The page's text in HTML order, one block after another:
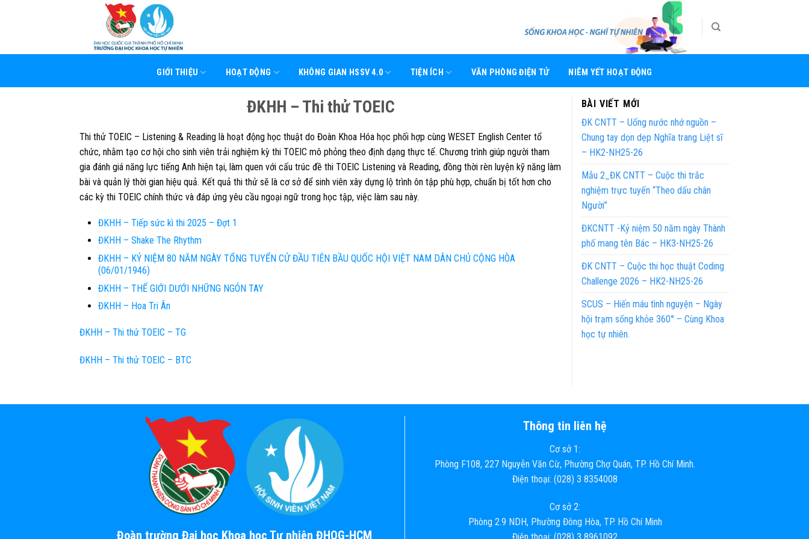
GIỚI THIỆU HOẠT ĐỘNG KHÔNG GIAN HSSV 4.0 TIỆN ÍCH VĂN PHÒNG ĐIỆN TỬ NIÊM YẾT HOẠT ĐỘNG
ĐKHH – Thi thử TOEIC
Thi thử TOEIC – Listening & Reading là hoạt động học thuật do Đoàn Khoa Hóa học phối hợp cùng WESET English Center tổ
chức, nhằm tạo cơ hội cho sinh viên trải nghiệm kỳ thi TOEIC mô phỏng theo định dạng thực tế. Chương trình giúp người tham
gia đánh giá năng lực tiếng Anh hiện tại, làm quen với cấu trúc đề thi TOEIC Listening và Reading, đồng thời rèn luyện kỹ năng làm
bài và quản lý thời gian hiệu quả. Kết quả thi thử sẽ là cơ sở để sinh viên xây dựng lộ trình ôn tập phù hợp, chuẩn bị tốt hơn cho
các kỳ thi TOEIC chính thức và đáp ứng yêu cầu ngoại ngữ trong học tập, việc làm sau này.
ĐKHH – Tiếp sức kì thi 2025 – Đợt 1
ĐKHH – Shake The Rhythm
ĐKHH – KỶ NIỆM 80 NĂM NGÀY TỔNG TUYỂN CỬ ĐẦU TIÊN BẦU QUỐC HỘI VIỆT NAM DÂN CHỦ CỘNG HÒA
(06/01/1946)
ĐKHH – THẾ GIỚI DƯỚI NHỮNG NGÓN TAY
ĐKHH – Hoa Tri Ân
ĐKHH – Thi thử TOEIC – TG
ĐKHH – Thi thử TOEIC – BTC
BÀI VIẾT MỚI
ĐK CNTT – Uống nước nhớ nguồn –
Chung tay dọn dẹp Nghĩa trang Liệt sĩ
– HK2-NH25-26
Mẫu 2_ĐK CNTT – Cuộc thi trắc
nghiệm trực tuyến “Theo dấu chân
Người”
ĐKCNTT -Kỷ niệm 50 năm ngày Thành
phố mang tên Bác – HK3-NH25-26
ĐK CNTT – Cuộc thi học thuật Coding
Challenge 2026 – HK2-NH25-26
SCUS – Hiến máu tình nguyện – Ngày
hội trạm sống khỏe 360° – Cùng Khoa
học tự nhiên.
Đoàn trường Đại học Khoa học Tự nhiên ĐHQG-HCM
Thông tin liên hệ
Cơ sở 1:
Phòng F108, 227 Nguyễn Văn Cừ, Phường Chợ Quán, TP. Hồ Chí Minh.
Điện thoại: (028) 3 8354008
Cơ sở 2:
Phòng 2.9 NDH, Phường Đông Hòa, TP. Hồ Chí Minh
Điện thoại: (028) 3 8961092